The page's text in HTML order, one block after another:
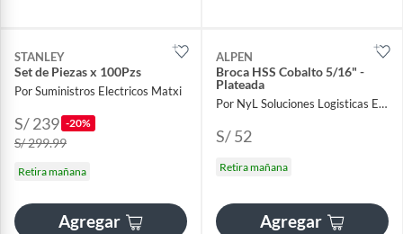
STANLEY
Set de Piezas x 100Pzs
Por Suministros Electricos Matxi
S/ 239 -20%
S/ 299.99
Retira mañana
Agregar
ALPEN
Broca HSS Cobalto 5/16" -
Plateada
Por NyL Soluciones Logisticas EIRL
S/ 52
Retira mañana
Agregar